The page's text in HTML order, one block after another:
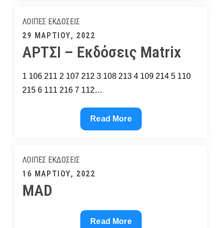
ΥΠΟΘΕΣΕΙΣ
ΛΟΙΠΈΣ ΕΚΔΌΣΕΙΣ
Posted
on
29 ΜΑΡΤΊΟΥ, 2022
ΑΡΤΣΙ – Εκδόσεις Matrix
1 106 211 2 107 212 3 108 213 4 109 214 5 110
215 6 111 216 7 112…
ΑΡΤΣΙ
–
Read More
ΛΟΙΠΈΣ ΕΚΔΌΣΕΙΣ
Posted
on
16 ΜΑΡΤΊΟΥ, 2022
MAD
MAD
Read More